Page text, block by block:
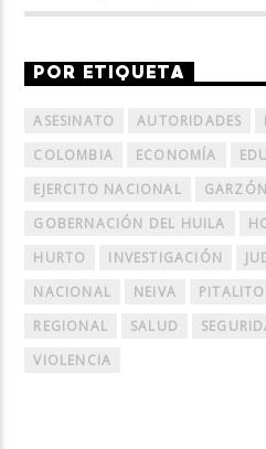
POR ETIQUETA
ASESINATO AUTORIDADES
COLOMBIA
ECONOMÍA
EJERCITO NACIONAL
GARZÓN
GOBERNACIÓN DEL HUILA
HURTO
INVESTIGACIÓN
NACIONAL
NEIVA PITALITO
REGIONAL
SALUD
VIOLENCIA